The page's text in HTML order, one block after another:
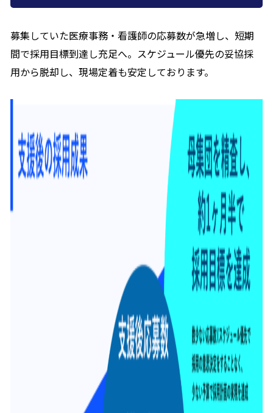
募集していた医療事務・看護師の応募数が急増し、短期
間で採用目標到達し充足へ。スケジュール優先の妥協採
用から脱却し、現場定着も安定しております。